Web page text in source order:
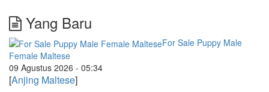
Yang Baru
For Sale Puppy Male
Female Maltese
09 Agustus 2026 - 05:34
[Anjing Maltese]